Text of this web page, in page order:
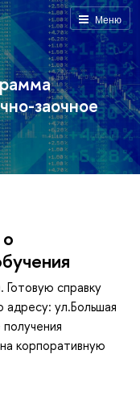
Меню
заочное
Готовую справку
ул.Большая
корпоративную